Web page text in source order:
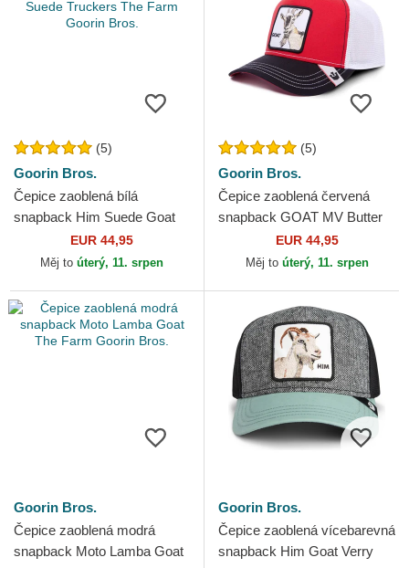
(5)
Goorin Bros.
Čepice zaoblená bílá
snapback Him Suede Goat
Suede Truckers The Farm
Goorin Bros.
EUR 44,95
Měj to úterý, 11. srpen
(5)
Goorin Bros.
Čepice zaoblená červená
snapback GOAT MV Butter
The Farm MVP The Farm
Goorin Bros.
EUR 44,95
Měj to úterý, 11. srpen
Goorin Bros.
Čepice zaoblená modrá
snapback Moto Lamba Goat
Goorin Bros.
Čepice zaoblená vícebarevná
snapback Him Goat Verry